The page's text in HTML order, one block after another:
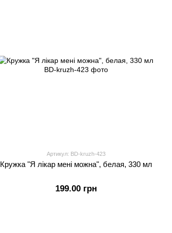
Артикул: BD-kruzh-423
Кружка "Я лікар мені можна", белая, 330 мл
199.00 грн